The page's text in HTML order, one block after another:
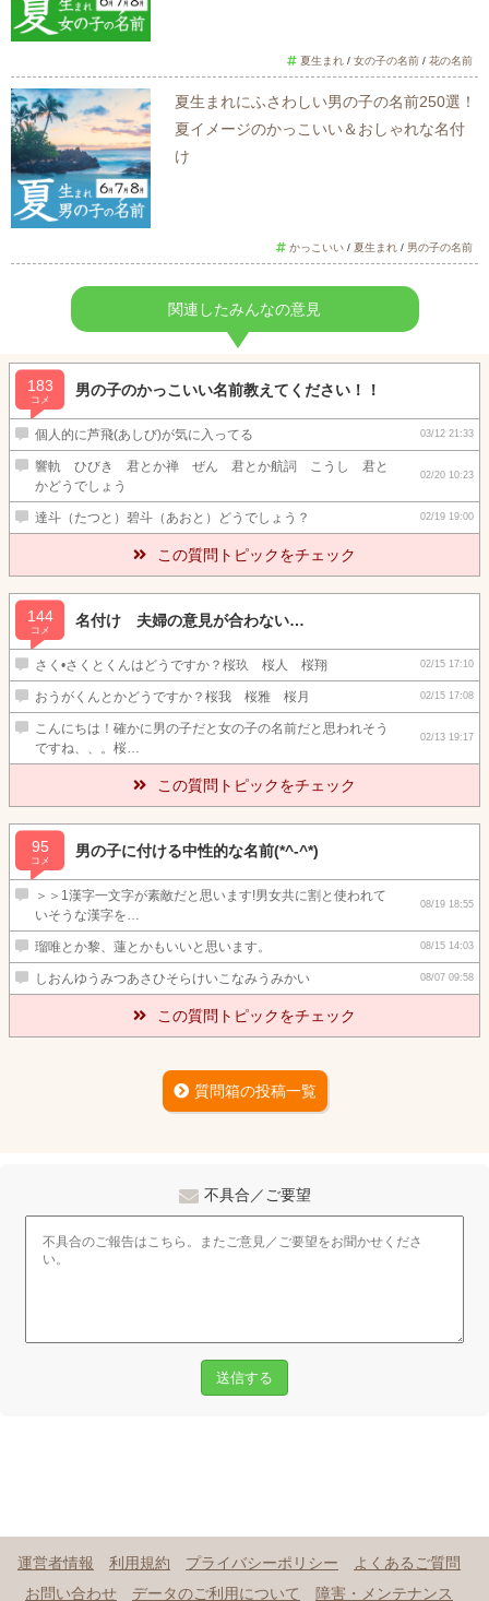
夏生まれ / 女の子の名前 / 花の名前
夏生まれにふさわしい男の子の名前250選！
夏イメージのかっこいい＆おしゃれな名付
け
かっこいい / 夏生まれ / 男の子の名前
関連したみんなの意見
183
コメ
男の子のかっこいい名前教えてください！！
個人的に芦飛(あしび)が気に入ってる 03/12 21:33
響軌 ひびき 君とか禅 ぜん 君とか航詞 こうし 君と
かどうでしょう
02/20 10:23
達斗（たつと）碧斗（あおと）どうでしょう？ 02/19 19:00
この質問トピックをチェック
144
コメ
名付け 夫婦の意見が合わない…
さく•さくとくんはどうですか？桜玖 桜人 桜翔 02/15 17:10
おうがくんとかどうですか？桜我 桜雅 桜月 02/15 17:08
こんにちは！確かに男の子だと女の子の名前だと思われそう
ですね、、。桜…
02/13 19:17
この質問トピックをチェック
95
コメ
男の子に付ける中性的な名前(*^-^*)
＞＞1漢字一文字が素敵だと思います!男女共に割と使われて
いそうな漢字を…
08/19 18:55
瑠唯とか黎、蓮とかもいいと思います。 08/15 14:03
しおんゆうみつあさひそらけいこなみうみかい 08/07 09:58
この質問トピックをチェック
質問箱の投稿一覧
不具合／ご要望
送信する
運営者情報 利用規約 プライバシーポリシー
よくあるご質問
お問い合わせ
データのご利用について 障害・メンテナンス